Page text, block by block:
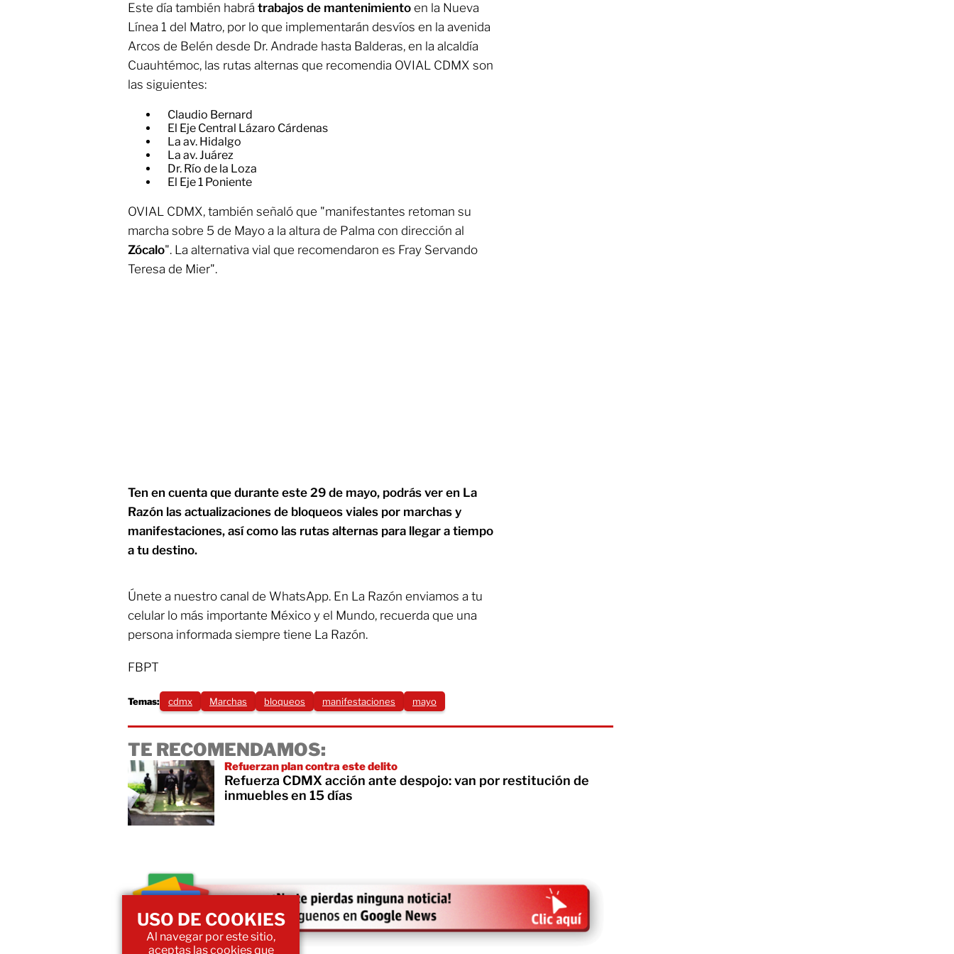
Este día también habrá trabajos de mantenimiento en la Nueva
Línea 1 del Matro, por lo que implementarán desvíos en la avenida
Arcos de Belén desde Dr. Andrade hasta Balderas, en la alcaldía
Cuauhtémoc, las rutas alternas que recomendia OVIAL CDMX son
las siguientes:
Claudio Bernard
​El Eje Central Lázaro Cárdenas
​La av. Hidalgo
​La av. Juárez
​Dr. Río de la Loza
​El Eje 1 Poniente
OVIAL CDMX, también señaló que "manifestantes retoman su
marcha sobre 5 de Mayo a la altura de Palma con dirección al
Zócalo". La alternativa vial que recomendaron es Fray Servando
Teresa de Mier".
Ten en cuenta que durante este 29 de mayo, podrás ver en La
Razón las actualizaciones de bloqueos viales por marchas y
manifestaciones, así como las rutas alternas para llegar a tiempo
a tu destino.
Únete a nuestro canal de WhatsApp. En La Razón enviamos a tu
celular lo más importante México y el Mundo, recuerda que una
persona informada siempre tiene La Razón.
FBPT
Temas: cdmx Marchas bloqueos manifestaciones mayo
TE RECOMENDAMOS:
Refuerzan plan contra este delito
Refuerza CDMX acción ante despojo: van por restitución de
inmuebles en 15 días
USO DE COOKIES
Al navegar por este sitio,
aceptas las cookies que